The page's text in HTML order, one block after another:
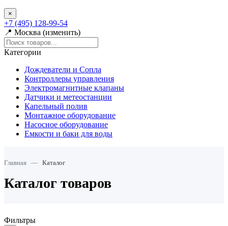
×
+7 (495) 128-99-54
📍 Москва (изменить)
Категории
Дождеватели и Сопла
Контроллеры управления
Электромагнитные клапаны
Датчики и метеостанции
Капельный полив
Монтажное оборудование
Насосное оборудование
Емкости и баки для воды
Главная — Каталог
Каталог товаров
Фильтры